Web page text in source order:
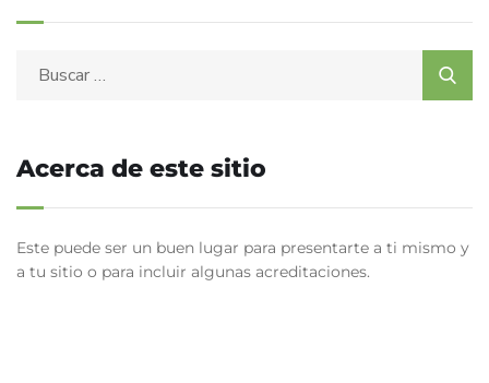
Acerca de este sitio
Este puede ser un buen lugar para presentarte a ti mismo y
a tu sitio o para incluir algunas acreditaciones.